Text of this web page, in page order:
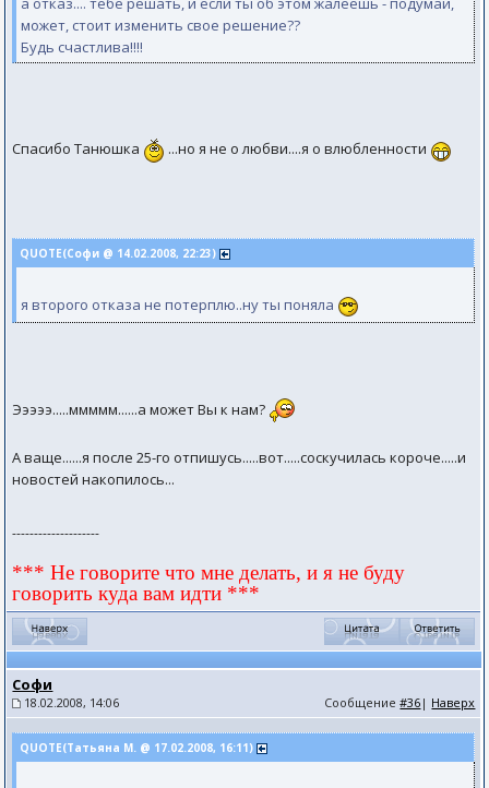
может, стоит изменить свое решение??
Будь счастлива!!!!
Спасибо Танюшка ...но я не о любви....я о влюбленности
QUOTE(Софи @ 14.02.2008, 22:23)
я второго отказа не потерплю..ну ты поняла
Эээээ.....ммммм......а может Вы к нам?
А ваще......я после 25-го отпишусь.....вот.....соскучилась короче.....и
новостей накопилось...
--------------------
*** Не говорите что мне делать, и я не буду
говорить куда вам идти ***
Софи
18.02.2008, 14:06 Сообщение#36 | Наверх
QUOTE(Татьяна М. @ 17.02.2008, 16:11)